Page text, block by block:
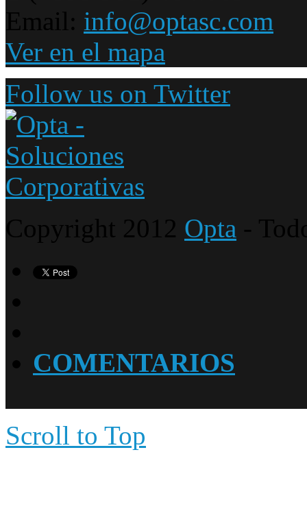
Email: info@optasc.com
Ver en el mapa
Follow us on Twitter
Copyright 2012 Opta -
COMENTARIOS
Scroll to Top